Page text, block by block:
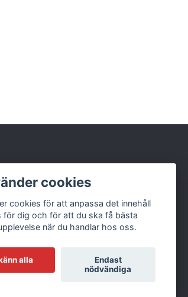
cookies
cookies för att anpassa det innehåll
för dig och för att du ska få bästa
när du handlar hos oss.
alla
Endast
nödvändiga